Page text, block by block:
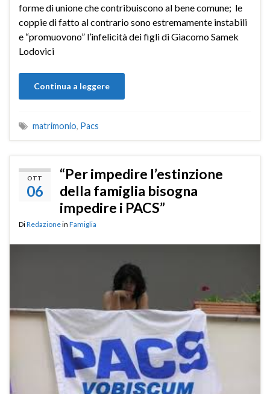
forme di unione che contribuiscono al bene comune; le
coppie di fatto al contrario sono estremamente instabili
e “promuovono” l’infelicità dei figli di Giacomo Samek
Lodovici
Continua a leggere
matrimonio, Pacs
OTT
06
“Per impedire l’estinzione
della famiglia bisogna
impedire i PACS”
DiRedazionein Famiglia